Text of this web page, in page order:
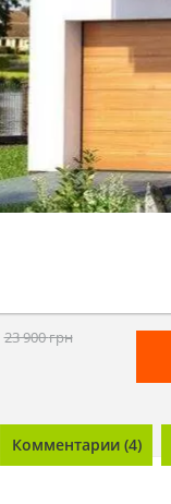
23 900грн
Комментарии (4)